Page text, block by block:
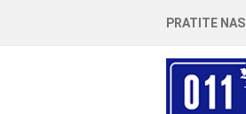
PRATITE NAS